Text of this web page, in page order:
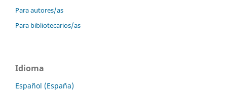
Para autores/as
Para bibliotecarios/as
Idioma
Español (España)